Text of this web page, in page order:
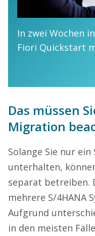
In zwei Wochen
Fiori Quickstart
Das müssen
Migration
Solange Sie nur ein
unterhalten,
separat betreiben.
mehrere S/4HANA
Aufgrund
in den meisten